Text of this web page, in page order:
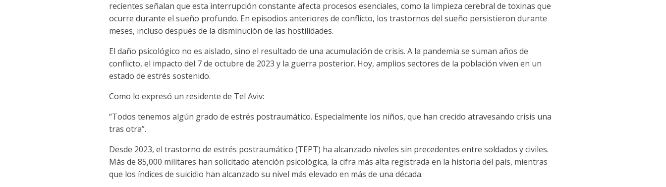
recientes señalan que esta interrupción constante afecta procesos esenciales, como la limpieza cerebral de toxinas que
ocurre durante el sueño profundo. En episodios anteriores de conflicto, los trastornos del sueño persistieron durante
meses, incluso después de la disminución de las hostilidades.
El daño psicológico no es aislado, sino el resultado de una acumulación de crisis. A la pandemia se suman años de
conflicto, el impacto del 7 de octubre de 2023 y la guerra posterior. Hoy, amplios sectores de la población viven en un
estado de estrés sostenido.
Como lo expresó un residente de Tel Aviv:
“Todos tenemos algún grado de estrés postraumático. Especialmente los niños, que han crecido atravesando crisis una
tras otra”.
Desde 2023, el trastorno de estrés postraumático (TEPT) ha alcanzado niveles sin precedentes entre soldados y civiles.
Más de 85,000 militares han solicitado atención psicológica, la cifra más alta registrada en la historia del país, mientras
que los índices de suicidio han alcanzado su nivel más elevado en más de una década.